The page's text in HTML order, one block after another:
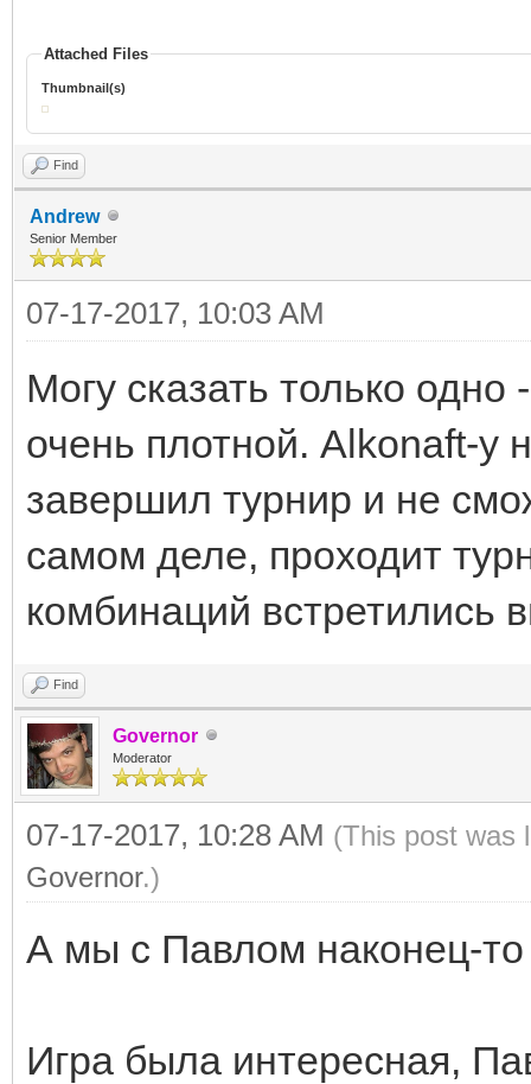
Attached Files
Thumbnail(s)
Find
Andrew
Senior Member
07-17-2017, 10:03 AM
Могу сказать только
очень плотной. Alkonaft-у
завершил турнир и не
самом деле, проходит
комбинаций встретились
Find
Governor
Moderator
07-17-2017, 10:28 AM (This post was
Governor.)
А мы с Павлом наконец-то
Игра была интересная,